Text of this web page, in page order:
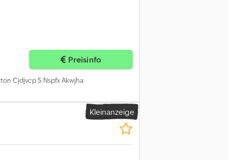
Preisinfo
Cjdjvcp S Nspfx Akwjha
Kleinanzeige